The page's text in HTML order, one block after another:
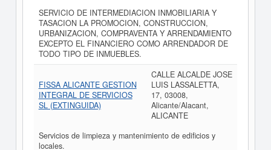
SERVICIO DE INTERMEDIACION INMOBILIARIA Y
TASACION LA PROMOCION, CONSTRUCCION,
URBANIZACION, COMPRAVENTA Y ARRENDAMIENTO
EXCEPTO EL FINANCIERO COMO ARRENDADOR DE
TODO TIPO DE INMUEBLES.
FISSA ALICANTE GESTION
INTEGRAL DE SERVICIOS
SL (EXTINGUIDA)
CALLE ALCALDE JOSE
LUIS LASSALETTA,
17, 03008,
Alicante/Alacant,
ALICANTE
Servicios de limpieza y mantenimiento de edificios y
locales.